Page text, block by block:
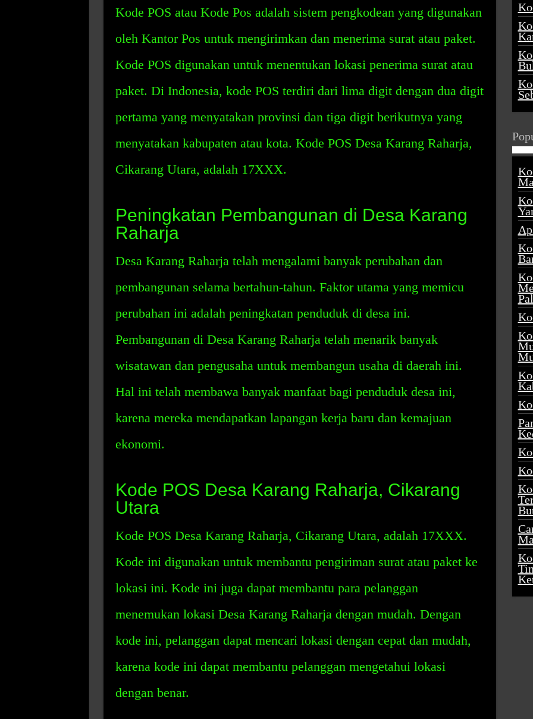
Kode POS atau Kode Pos adalah sistem pengkodean yang digunakan
oleh Kantor Pos untuk mengirimkan dan menerima surat atau paket.
Kode POS digunakan untuk menentukan lokasi penerima surat atau
paket. Di Indonesia, kode POS terdiri dari lima digit dengan dua digit
pertama yang menyatakan provinsi dan tiga digit berikutnya yang
menyatakan kabupaten atau kota. Kode POS Desa Karang Raharja,
Cikarang Utara, adalah 17XXX.
Peningkatan Pembangunan di Desa Karang
Raharja
Desa Karang Raharja telah mengalami banyak perubahan dan
pembangunan selama bertahun-tahun. Faktor utama yang memicu
perubahan ini adalah peningkatan penduduk di desa ini.
Pembangunan di Desa Karang Raharja telah menarik banyak
wisatawan dan pengusaha untuk membangun usaha di daerah ini.
Hal ini telah membawa banyak manfaat bagi penduduk desa ini,
karena mereka mendapatkan lapangan kerja baru dan kemajuan
ekonomi.
Kode POS Desa Karang Raharja, Cikarang
Utara
Kode POS Desa Karang Raharja, Cikarang Utara, adalah 17XXX.
Kode ini digunakan untuk membantu pengiriman surat atau paket ke
lokasi ini. Kode ini juga dapat membantu para pelanggan
menemukan lokasi Desa Karang Raharja dengan mudah. Dengan
kode ini, pelanggan dapat mencari lokasi dengan cepat dan mudah,
karena kode ini dapat membantu pelanggan mengetahui lokasi
dengan benar.